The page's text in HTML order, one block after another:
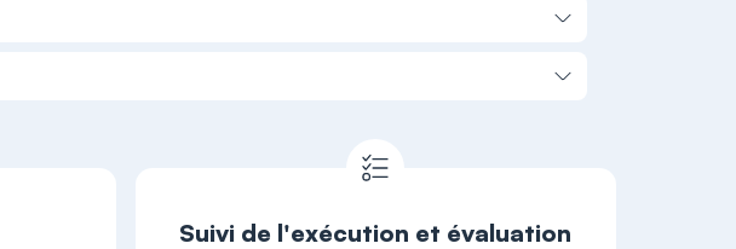
Suivi de l'exécution et évaluation